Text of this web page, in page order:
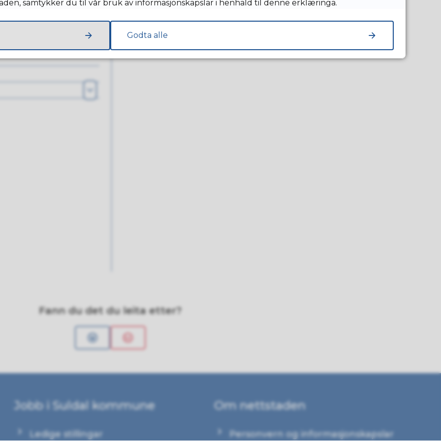
Opne
Opne
Fann du det du leita etter?
Ja Nei
Jobb i Suldal kommune
Ledige stillingar
Om nettstaden
Personvern og informasjonskapslar
samtykker du til vår bruk av informasjonskapslar i henhald til denne erklæringa.
Godta alle